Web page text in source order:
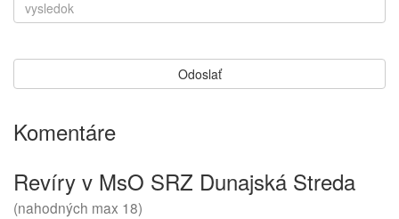
Komentáre
Revíry v MsO SRZ Dunajská Streda
(nahodných max 18)